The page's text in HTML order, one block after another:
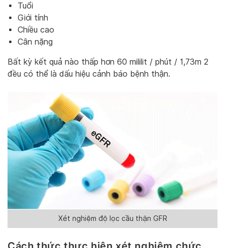
Tuổi
Giới tính
Chiều cao
Cân nặng
Bất kỳ kết quả nào thấp hơn 60 mililit / phút / 1,73m 2
đều có thể là dấu hiệu cảnh báo bệnh thận.
Xét nghiệm độ lọc cầu thận GFR